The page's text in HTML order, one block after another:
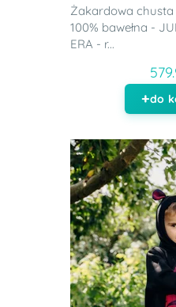
Żakardowa chusta
100% bawełna -
ERA - r...
do